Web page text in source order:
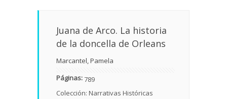
Juana de Arco. La historia
de la doncella de Orleans
Marcantel, Pamela
Páginas:789
Colección: Narrativas Históricas